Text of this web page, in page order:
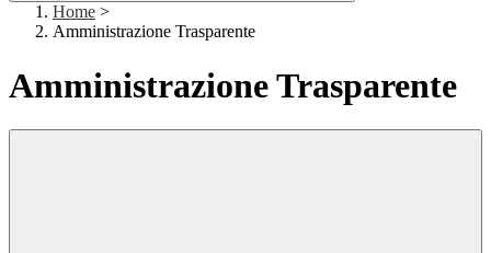
Home >
Amministrazione Trasparente
Amministrazione Trasparente